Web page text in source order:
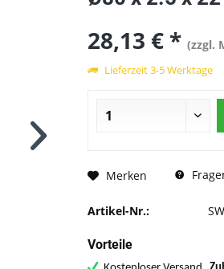
28,13 € *(zzgl.
Lieferzeit 3-5 Werktage
Merken
Artikel-Nr.:
Vorteile